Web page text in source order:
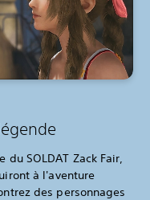
SOLDAT Zack Fair,
à l'aventure
des personnages